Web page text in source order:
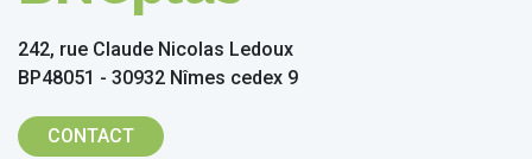
242, rue Claude Nicolas Ledoux
BP48051 - 30932 Nîmes cedex 9
CONTACT